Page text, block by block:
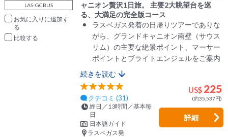
LAS-GCBUS
お気に入りに追加
比較
ャニオン贅沢1日旅。 主要2大眺望台を巡
る、大満足の完全版コース
ラスベガス発着の日帰りツアーでありな
がら、グランドキャニオン南壁（サウス
リム）の主要な絶景ポイント、マーサー
ポイントとブライトエンジェルをご案内
続きを読む
US$ 225
(約35,537円)
クチコミ (31)
終日／13時間／基本毎
日
日本語ガイド
ラスベガス発
詳細